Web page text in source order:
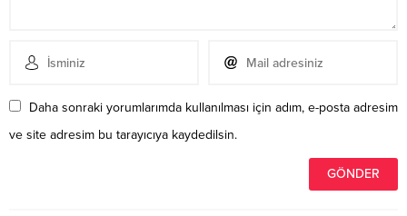
Daha sonraki yorumlarımda kullanılması için adım, e-posta adresim
ve site adresim bu tarayıcıya kaydedilsin.